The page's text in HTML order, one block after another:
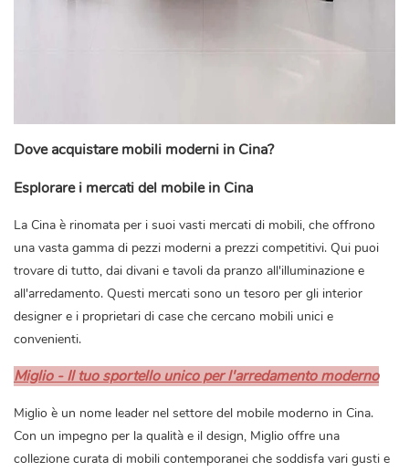
Dove acquistare mobili moderni in Cina?
Esplorare i mercati del mobile in Cina
La Cina è rinomata per i suoi vasti mercati di mobili, che offrono
una vasta gamma di pezzi moderni a prezzi competitivi. Qui puoi
trovare di tutto, dai divani e tavoli da pranzo all'illuminazione e
all'arredamento. Questi mercati sono un tesoro per gli interior
designer e i proprietari di case che cercano mobili unici e
convenienti.
Miglio - Il tuo sportello unico per l'arredamento moderno
Miglio è un nome leader nel settore del mobile moderno in Cina.
Con un impegno per la qualità e il design, Miglio offre una
collezione curata di mobili contemporanei che soddisfa vari gusti e